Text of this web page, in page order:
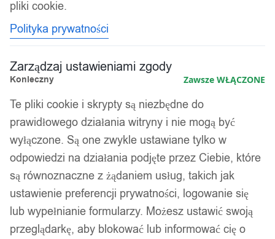
pliki cookie.
Polityka prywatności
Zarządzaj ustawieniami zgody
Konieczny Zawsze WŁĄCZONE
Te pliki cookie i skrypty są niezbędne do
prawidłowego działania witryny i nie mogą być
wyłączone. Są one zwykle ustawiane tylko w
odpowiedzi na działania podjęte przez Ciebie, które
są równoznaczne z żądaniem usług, takich jak
ustawienie preferencji prywatności, logowanie się
lub wypełnianie formularzy. Możesz ustawić swoją
przeglądarkę, aby blokować lub informować cię o